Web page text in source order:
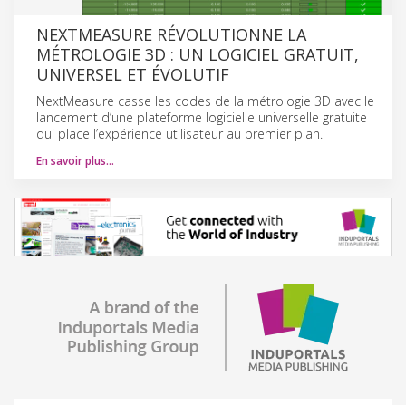
NEXTMEASURE RÉVOLUTIONNE LA
MÉTROLOGIE 3D : UN LOGICIEL GRATUIT,
UNIVERSEL ET ÉVOLUTIF
NextMeasure casse les codes de la métrologie 3D avec le
lancement d’une plateforme logicielle universelle gratuite
qui place l’expérience utilisateur au premier plan.
En savoir plus…